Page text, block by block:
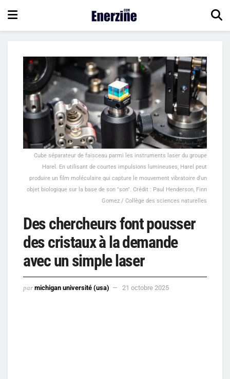
Cube séparateur de faisceau parmi les instruments laser du groupe
Harel. En utilisant de courtes impulsions lumineuses, Harel peut
produire un film moléculaire qui capture le mouvement vibratoire d'un
objet biologique sur la base de son "son". Crédit : Paul Henderson, Finn
Gomez / Collège des sciences naturelles
Des chercheurs font pousser
des cristaux à la demande
avec un simple laser
par michigan université (usa) 21 octobre 2025